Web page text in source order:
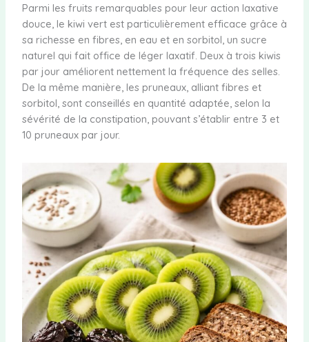
Parmi les fruits remarquables pour leur action laxative
douce, le kiwi vert est particulièrement efficace grâce à
sa richesse en fibres, en eau et en sorbitol, un sucre
naturel qui fait office de léger laxatif. Deux à trois kiwis
par jour améliorent nettement la fréquence des selles.
De la même manière, les pruneaux, alliant fibres et
sorbitol, sont conseillés en quantité adaptée, selon la
sévérité de la constipation, pouvant s’établir entre 3 et
10 pruneaux par jour.